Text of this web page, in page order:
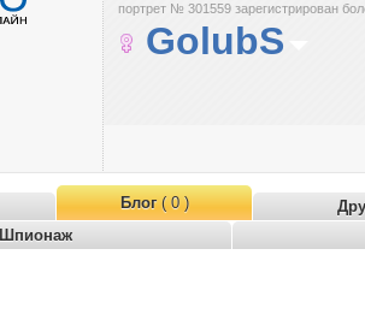
портрет № 301559 зарегистрирован
GolubS
Блог( 0 )
Шпионаж